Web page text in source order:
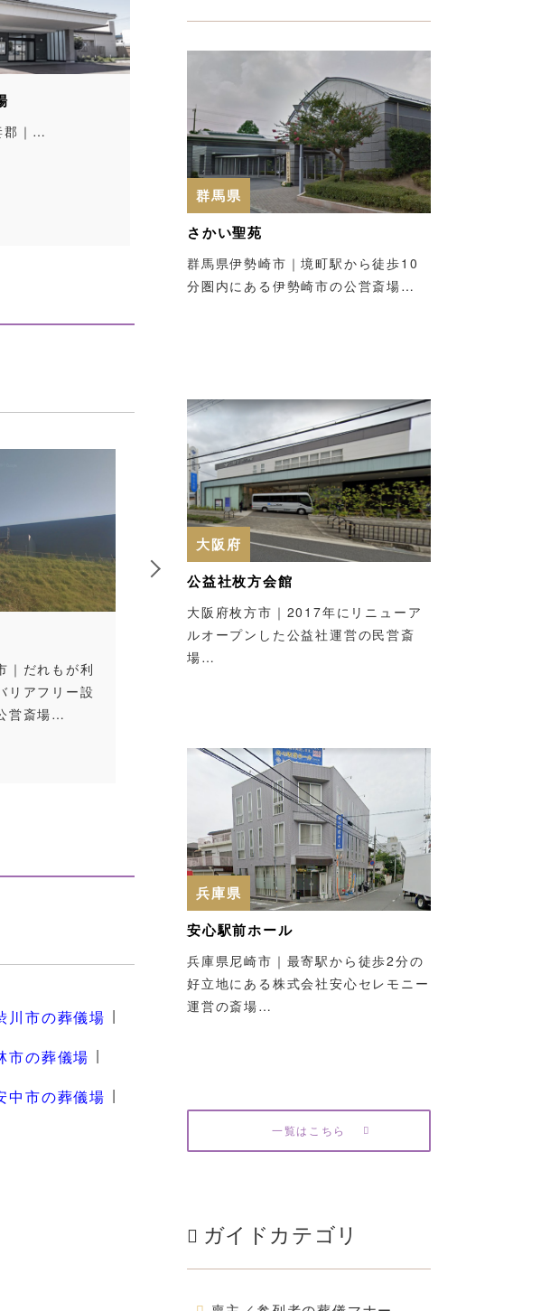
郡｜…
もが利
リー設
…
群馬県
あすかホールみどり大
6
館林市斎場
川市の葬儀場
市の葬儀場
中市の葬儀場
群馬県
さかい聖苑
群馬県伊勢崎市｜境町駅から徒歩10
分圏内にある伊勢崎市の公営斎場…
大阪府
公益社枚方会館
大阪府枚方市｜2017年にリニューア
ルオープンした公益社運営の民営斎
場…
兵庫県
安心駅前ホール
兵庫県尼崎市｜最寄駅から徒歩2分の
好立地にある株式会社安心セレモニー
運営の斎場…
一覧はこちら
ガイドカテゴリ